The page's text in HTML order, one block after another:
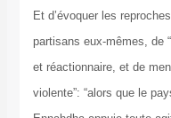
Et d’évoquer les
partisans eux-mêmes, de
et réactionnaire, et de
violente”: “alors que le